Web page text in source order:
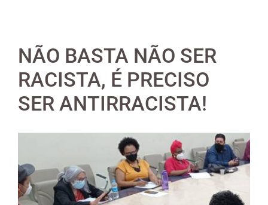
NÃO BASTA NÃO SER
RACISTA, É PRECISO
SER ANTIRRACISTA!
Image